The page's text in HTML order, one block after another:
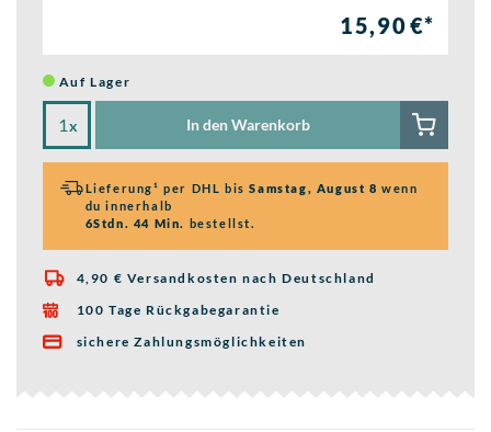
15,90 €*
Auf Lager
x In den Warenkorb
Lieferung¹ per DHL bisSamstag, August 8 wenn
du innerhalb
6Stdn. 44 Min. bestellst.
 4,90 € Versandkosten nach Deutschland
 100 Tage Rückgabegarantie
 sichere Zahlungsmöglichkeiten